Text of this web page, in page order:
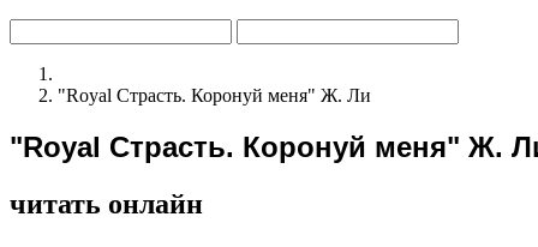
"Royal Страсть. Коронуй меня" Ж. Ли
"Royal Страсть. Коронуй меня" Ж.
читать онлайн